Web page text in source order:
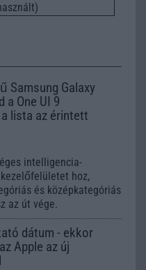
Samsung Galaxy
a One UI 9
lista az érintett
intelligencia-
hoz,
és középkategóriás
az út vége.
dátum - ekkor
Apple az új